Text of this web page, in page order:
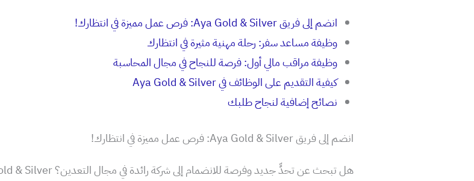
انضم إلى فريق Aya Gold & Silver: فرص عمل مميزة في انتظارك!
وظيفة مساعد سفر: رحلة مهنية مثيرة في انتظارك
وظيفة مراقب مالي أول: فرصة للنجاح في مجال المحاسبة
كيفية التقديم على الوظائف في Aya Gold & Silver
نصائح إضافية لنجاح طلبك
انضم إلى فريق Aya Gold & Silver: فرص عمل مميزة في انتظارك!